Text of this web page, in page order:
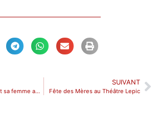
Vincent, son mari et sa femme au Théâtre de l’Essaïon
SUIVANT
Fête des Mères au Théâtre Lepic